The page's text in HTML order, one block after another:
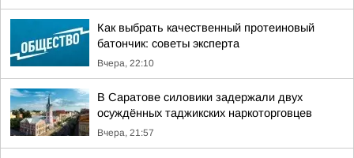
Как выбрать качественный протеиновый
батончик: советы эксперта
Вчера, 22:10
В Саратове силовики задержали двух
осуждённых таджикских наркоторговцев
Вчера, 21:57